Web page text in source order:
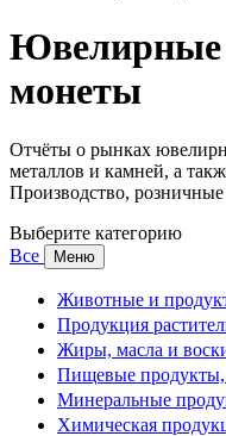
Ювелирные
монеты
Отчёты о рынках
металлов и камней, а
Производство,
Выберите категорию
Все
Меню
Животные и
Продукция
Жиры, масла и
Пищевые продукты,
Минеральные
Химическая